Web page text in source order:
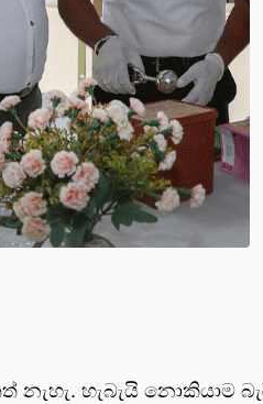
හැබැයි නොකියාම